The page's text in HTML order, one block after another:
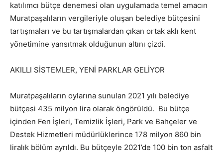
katılımcı bütçe denemesi olan uygulamada temel amacın
Muratpaşalıların vergileriyle oluşan belediye bütçesini
tartışmaları ve bu tartışmalardan çıkan ortak aklı kent
yönetimine yansıtmak olduğunun altını çizdi.
AKILLI SİSTEMLER, YENİ PARKLAR GELİYOR
Muratpaşalıların oylarına sunulan 2021 yılı belediye
bütçesi 435 milyon lira olarak öngörüldü. Bu bütçe
içinden Fen İşleri, Temizlik İşleri, Park ve Bahçeler ve
Destek Hizmetleri müdürlüklerince 178 milyon 860 bin
liralık bölüm ayrıldı. Bu bütçeyle 2021’de 100 bin ton asfalt